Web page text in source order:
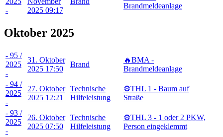
-
2025 09:17
Brandmeldeanlage
Oktober 2025
- 95 /
2025
-
31. Oktober
2025 17:50
Brand
🔥BMA -
Brandmeldeanlage
- 94 /
2025
-
27. Oktober
2025 12:21
Technische
Hilfeleistung
⚙️THL 1 - Baum auf
Straße
- 93 /
2025
-
26. Oktober
2025 07:50
Technische
Hilfeleistung
⚙️THL 3 - 1 oder 2 PKW,
Person eingeklemmt